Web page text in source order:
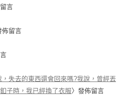
言
佈留言
，失去的東西還會回來嗎?我說，曾經丟
子時，我已經換了衣服〉發佈留言